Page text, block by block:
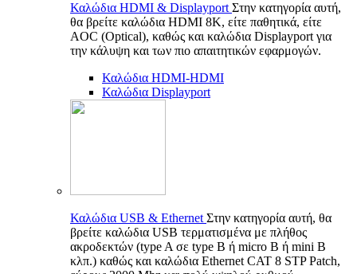
Καλώδια HDMI & Displayport Στην κατηγορία αυτή,
θα βρείτε καλώδια HDMI 8K, είτε παθητικά, είτε
AOC (Optical), καθώς και καλώδια Displayport για
την κάλυψη και των πιο απαιτητικών εφαρμογών.
Καλώδια HDMI-HDMI
Καλώδια Displayport
Καλώδια USB & Ethernet Στην κατηγορία αυτή, θα
βρείτε καλώδια USB τερματισμένα με πλήθος
ακροδεκτών (type A σε type B ή micro B ή mini B
κλπ.) καθώς και καλώδια Ethernet CAT 8 STP Patch,